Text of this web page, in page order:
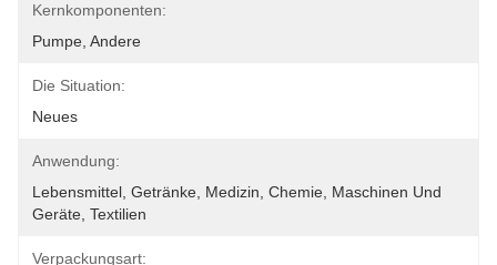
Kernkomponenten:
Pumpe, Andere
Die Situation:
Neues
Anwendung:
Lebensmittel, Getränke, Medizin, Chemie, Maschinen Und
Geräte, Textilien
Verpackungsart: